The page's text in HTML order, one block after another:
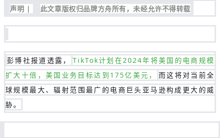
声明 | 此文章版权归品牌方舟所有，未经允许不得转载
彭博社报道透露，
TikTok计划在2024年将美国的电商规模
扩大十倍，美国业务目标达到175亿美元，
而这将对当前全
球规模最大、辐射范围最广的电商巨头亚马逊构成更大的威
胁。